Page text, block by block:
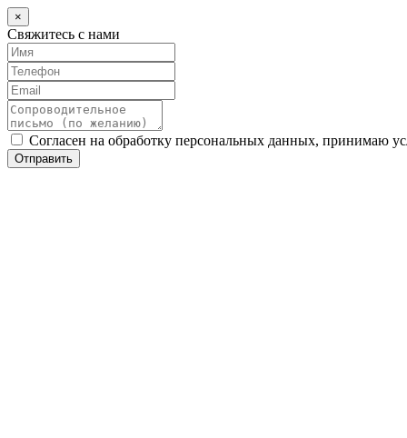
×
Свяжитесь с нами
Согласен на обработку персональных данных, принимаю
Отправить